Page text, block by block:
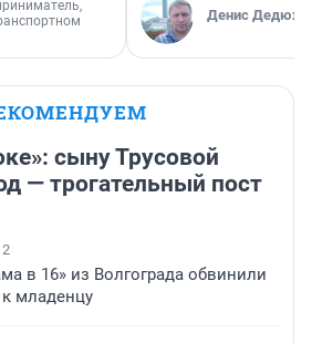
Денис
сыну Трусовой
— трогательный пост
2
в 16» из Волгограда обвинили
к младенцу